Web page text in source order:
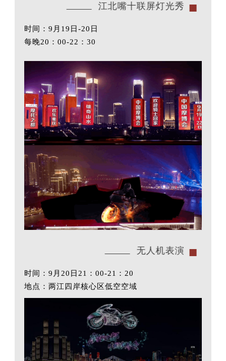
江北嘴十联屏灯光秀
时间：9月19日-20日
每晚20：00-22：30
无人机表演
时间：9月20日21：00-21：20
地点：两江四岸核心区低空空域